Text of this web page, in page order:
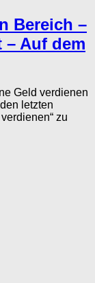
Bereich –
– Auf dem
Geld verdienen
letzten
zu